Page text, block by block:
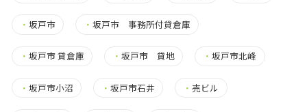
・ 坂戸市 ・坂戸市 事務所付貸倉庫
・ 坂戸市 貸倉庫 ・坂戸市 貸地 ・坂戸市北峰
・ 坂戸市小沼 ・坂戸市石井 ・ 売ビル